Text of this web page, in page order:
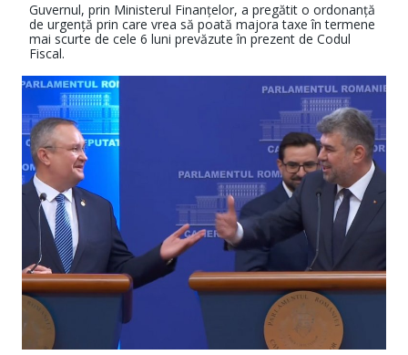
Guvernul, prin Ministerul Finanțelor, a pregătit o ordonanță
de urgență prin care vrea să poată majora taxe în termene
mai scurte de cele 6 luni prevăzute în prezent de Codul
Fiscal.